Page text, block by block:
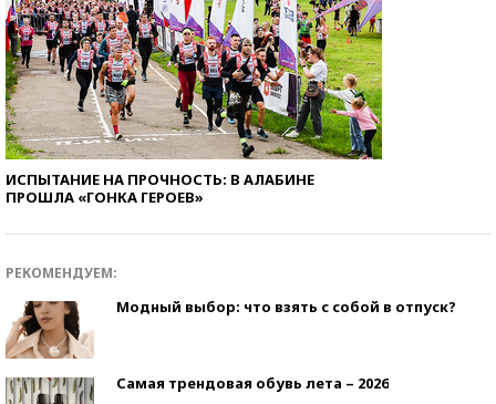
ИСПЫТАНИЕ НА ПРОЧНОСТЬ: В АЛАБИНЕ
ПРОШЛА «ГОНКА ГЕРОЕВ»
РЕКОМЕНДУЕМ:
Модный выбор: что взять с собой в отпуск?
Самая трендовая обувь лета – 2026